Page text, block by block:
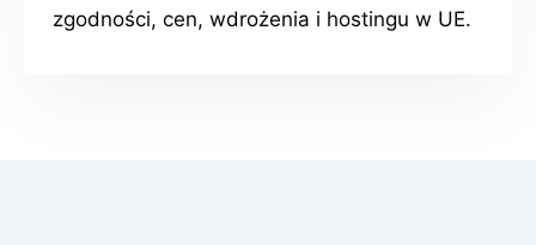
zgodności, cen, wdrożenia i hostingu w UE.